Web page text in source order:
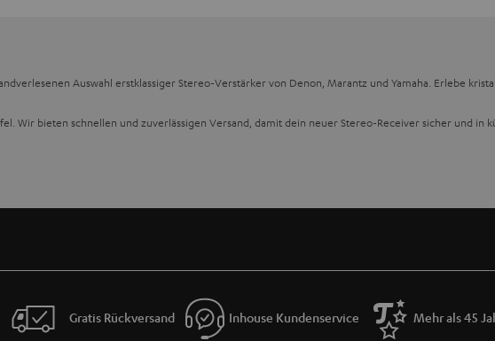
Auswahl erstklassiger Stereo-Verstärker von Denon, Marantz und Yamaha. Erlebe
Wir bieten schnellen und zuverlässigen Versand, damit dein neuer Stereo-Receiver sicher und in
Denon, Marantz und Yamaha sind mit der neuesten Technologie ausgestattet, um eine nahtlose
kabellos über
WLANoder
und schließe deine Geräte mühelos an.
Gratis Rückversand Inhouse Kundenservice Mehr als 45